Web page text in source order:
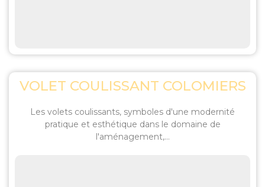
VOLET COULISSANT COLOMIERS
Les volets coulissants, symboles d'une modernité
pratique et esthétique dans le domaine de
l'aménagement,...